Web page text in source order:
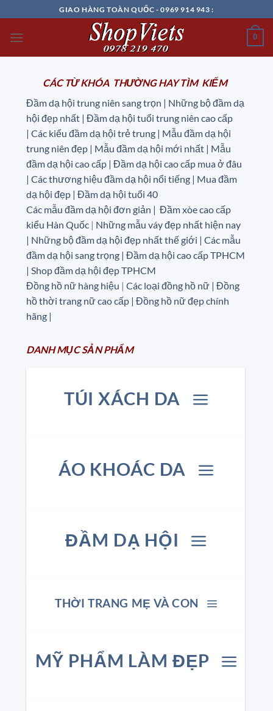
đến
nội
GIAO HÀNG TOÀN QUỐC - 0969 914 943 :
0
CÁC TỪ KHÓA THƯỜNG HAY TÌM KIẾM
Đầm dạ hội trung niên sang trọn | Những bộ đầm dạ
hội đẹp nhất | Đầm dạ hội tuổi trung niên cao cấp
| Các kiểu đầm dạ hội trẻ trung | Mẫu đầm dạ hội
trung niên đẹp | Mẫu đầm dạ hội mới nhất | Mẫu
đầm dạ hội cao cấp | Đầm dạ hội cao cấp mua ở đâu
| Các thương hiệu đầm dạ hội nổi tiếng | Mua đầm
dạ hội đẹp | Đầm dạ hội tuổi 40
Các mẫu đầm dạ hội đơn giản | Đầm xòe cao cấp
kiểu Hàn Quốc | Những mẫu váy đẹp nhất hiện nay
| Những bộ đầm dạ hội đẹp nhất thế giới | Các mẫu
đầm dạ hội sang trọng | Đầm dạ hội cao cấp TPHCM
| Shop đầm dạ hội đẹp TPHCM
Đồng hồ nữ hàng hiệu | Các loại đồng hồ nữ | Đồng
hồ thời trang nữ cao cấp | Đồng hồ nữ đẹp chính
hãng |
DANH MỤCSẢNPHẨM
TÚI XÁCH DA
ÁO KHOÁC DA
ĐẦM DẠ HỘI
THỜI TRANG MẸ VÀ CON
MỸ PHẨM LÀM ĐẸP